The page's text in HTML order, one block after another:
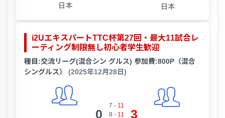
日本 日本
i2UエキスパートTTC杯第27回・最大11試合レ
ーティング制限無し初心者学生歓迎
種目:交流リーグ(混合シン グルス) 参加費:800P（混合
シングルス）
(2025年12月28日)
0
7 - 11
8 - 11
3